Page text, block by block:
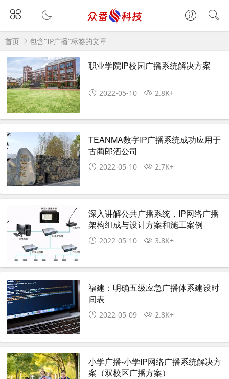
首页 包含"IP广播"标签的文章
职业学院IP校园广播系统解决方案
2022-05-10 2.8K+
TEANMA数字IP广播系统成功应用于
古蔺郎酒公司
2022-05-10 2.7K+
深入讲解公共广播系统，IP网络广播
架构组成与设计方案和施工案例
2022-05-10 3.8K+
福建：明确五级应急广播体系建设时
间表
2022-05-09 2.8K+
小学广播-小学IP网络广播系统解决方
案（双校区广播方案）